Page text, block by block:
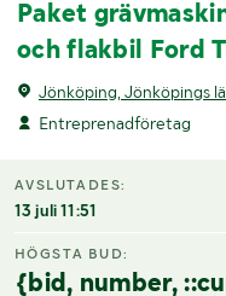
Paket
och flakbil Ford
Jönköping, Jönköpings
Entreprenadföretag
AVSLUTADES:
13 juli 11:51
HÖGSTA BUD:
{bid, number,